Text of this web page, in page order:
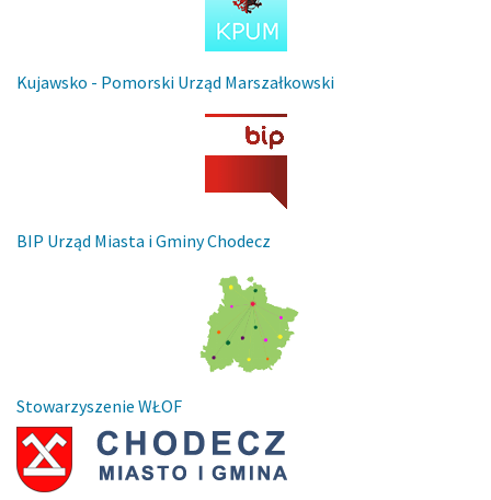
Kujawsko - Pomorski Urząd Marszałkowski
BIP Urząd Miasta i Gminy Chodecz
Stowarzyszenie WŁOF